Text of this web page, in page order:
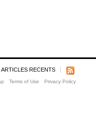
ARTICLES RECENTS
Terms of Use Privacy Policy